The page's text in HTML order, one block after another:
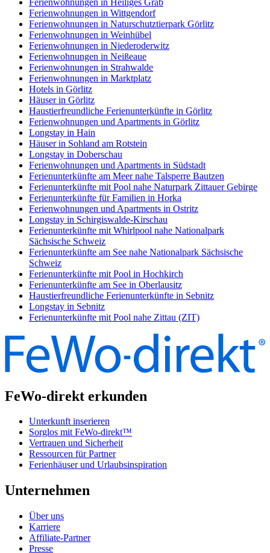
Ferienwohnungen in Wittgendorf
Ferienwohnungen in Naturschutztierpark Görlitz
Ferienwohnungen in Weinhübel
Ferienwohnungen in Niederoderwitz
Ferienwohnungen in Neißeaue
Ferienwohnungen in Strahwalde
Ferienwohnungen in Marktplatz
Hotels in Görlitz
Häuser in Görlitz
Haustierfreundliche Ferienunterkünfte in Görlitz
Ferienwohnungen und Apartments in Görlitz
Longstay in Hain
Häuser in Sohland am Rotstein
Longstay in Doberschau
Ferienwohnungen und Apartments in Südstadt
Ferienunterkünfte am Meer nahe Talsperre Bautzen
Ferienunterkünfte mit Pool nahe Naturpark Zittauer Gebirge
Ferienunterkünfte für Familien in Horka
Ferienwohnungen und Apartments in Ostritz
Longstay in Schirgiswalde-Kirschau
Ferienunterkünfte mit Whirlpool nahe Nationalpark
Sächsische Schweiz
Ferienunterkünfte am See nahe Nationalpark Sächsische
Schweiz
Ferienunterkünfte mit Pool in Hochkirch
Ferienunterkünfte am See in Oberlausitz
Haustierfreundliche Ferienunterkünfte in Sebnitz
Longstay in Sebnitz
Ferienunterkünfte mit Pool nahe Zittau (ZIT)
FeWo-direkt erkunden
Unterkunft inserieren
Sorglos mit FeWo-direkt™
Vertrauen und Sicherheit
Ressourcen für Partner
Ferienhäuser und Urlaubsinspiration
Unternehmen
Über uns
Karriere
Affiliate-Partner
Presse